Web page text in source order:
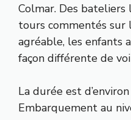
Colmar. Des
tours commentés sur
agréable, les enfants
façon différente de
La durée est
Embarquement au